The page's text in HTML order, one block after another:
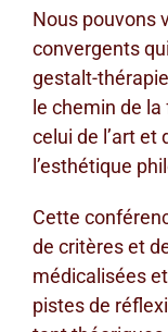
Nous pouvons
convergents
gestalt-
le chemin de
celui de l’art et
l’esthétique
Cette
de critères et
médicalisées
pistes de